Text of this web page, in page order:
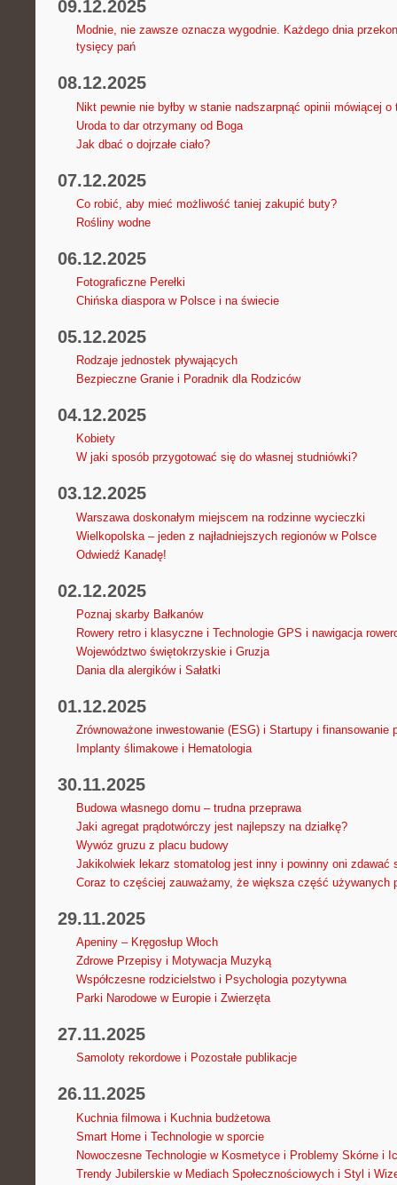
09.12.2025
Modnie, nie zawsze oznacza wygodnie. Każdego dnia
tysięcy pań
08.12.2025
Nikt pewnie nie byłby w stanie nadszarpnąć opinii mówiącej
Uroda to dar otrzymany od Boga
Jak dbać o dojrzałe ciało?
07.12.2025
Co robić, aby mieć możliwość taniej zakupić buty?
Rośliny wodne
06.12.2025
Fotograficzne Perełki
Chińska diaspora w Polsce i na świecie
05.12.2025
Rodzaje jednostek pływających
Bezpieczne Granie i Poradnik dla Rodziców
04.12.2025
Kobiety
W jaki sposób przygotować się do własnej studniówki?
03.12.2025
Warszawa doskonałym miejscem na rodzinne wycieczki
Wielkopolska – jeden z najładniejszych regionów w Polsce
Odwiedź Kanadę!
02.12.2025
Poznaj skarby Bałkanów
Rowery retro i klasyczne i Technologie GPS i nawigacja
Województwo świętokrzyskie i Gruzja
Dania dla alergików i Sałatki
01.12.2025
Zrównoważone inwestowanie (ESG) i Startupy i finansowanie
Implanty ślimakowe i Hematologia
30.11.2025
Budowa własnego domu – trudna przeprawa
Jaki agregat prądotwórczy jest najlepszy na działkę?
Wywóz gruzu z placu budowy
Jakikolwiek lekarz stomatolog jest inny i powinny oni zdawać
Coraz to częściej zauważamy, że większa część używanych
29.11.2025
Apeniny – Kręgosłup Włoch
Zdrowe Przepisy i Motywacja Muzyką
Współczesne rodzicielstwo i Psychologia pozytywna
Parki Narodowe w Europie i Zwierzęta
27.11.2025
Samoloty rekordowe i Pozostałe publikacje
26.11.2025
Kuchnia filmowa i Kuchnia budżetowa
Smart Home i Technologie w sporcie
Nowoczesne Technologie w Kosmetyce i Problemy Skórne i
Trendy Jubilerskie w Mediach Społecznościowych i Styl i